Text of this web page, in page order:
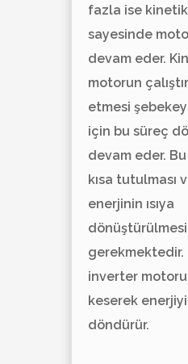
fazla ise
sayesinde
devam eder.
motorun
etmesi
için bu süreç
devam eder.
kısa tutulması
enerjinin ısıya
dönüştürülmesi
gerekmektedir.
inverter
keserek enerjiyi
döndürür.